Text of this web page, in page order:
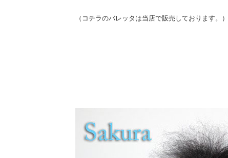
（コチラのバレッタは当店で販売しております。）